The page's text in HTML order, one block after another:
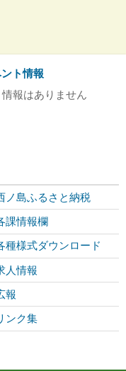
ト情報
報はありません
ノ島ふるさと納税
課情報欄
種様式ダウンロード
人情報
報
ンク集